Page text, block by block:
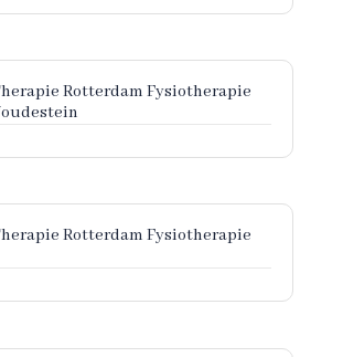
Rotterdam Fysiotherapie
Rotterdam Fysiotherapie